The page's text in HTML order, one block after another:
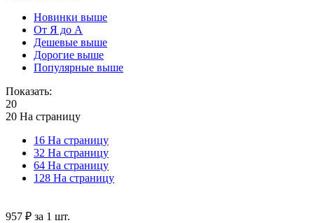
Новинки выше
От Я до А
Дешевые выше
Дорогие выше
Популярные выше
Показать:
20
20 На страницу
16 На страницу
32 На страницу
64 На страницу
128 На страницу
‍957‍ ₽ за 1 шт.